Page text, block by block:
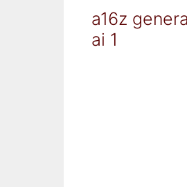
a16z
ai 1